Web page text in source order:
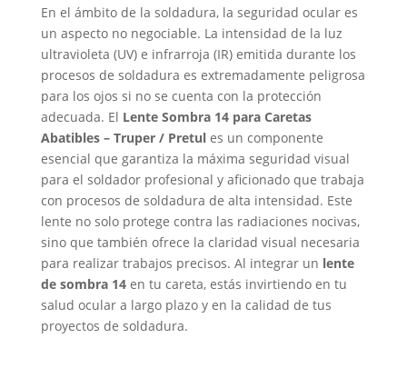
En el ámbito de la soldadura, la seguridad ocular es
un aspecto no negociable. La intensidad de la luz
ultravioleta (UV) e infrarroja (IR) emitida durante los
procesos de soldadura es extremadamente peligrosa
para los ojos si no se cuenta con la protección
adecuada. El Lente Sombra 14 para Caretas
Abatibles – Truper / Pretules un componente
esencial que garantiza la máxima seguridad visual
para el soldador profesional y aficionado que trabaja
con procesos de soldadura de alta intensidad. Este
lente no solo protege contra las radiaciones nocivas,
sino que también ofrece la claridad visual necesaria
para realizar trabajos precisos. Al integrar un lente
de sombra 14en tu careta, estás invirtiendo en tu
salud ocular a largo plazo y en la calidad de tus
proyectos de soldadura.